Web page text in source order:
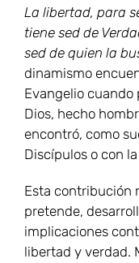
La libertad, para
tiene sed de
sed de quien la
dinamismo
Evangelio cuando
Dios, hecho
encontró, como
Discípulos o con
Esta contribución
pretende,
implicaciones
libertad y verdad.